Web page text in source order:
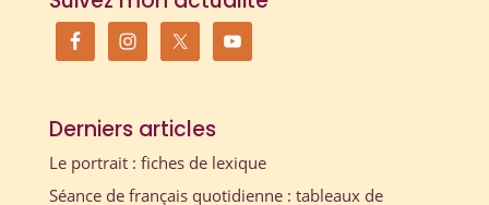
Derniers articles
Le portrait : fiches de lexique
Séance de français quotidienne : tableaux de